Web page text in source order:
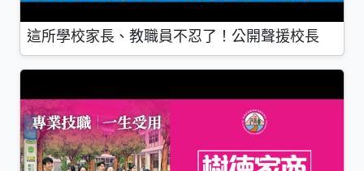
這所學校家長、教職員不忍了！公開聲援校長